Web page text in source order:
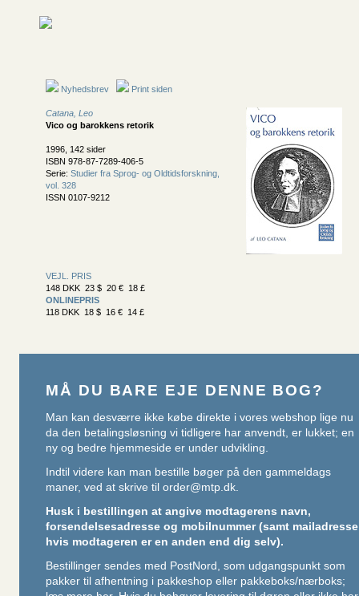
Nyhedsbrev Print siden
Catana, Leo
Vico og barokkens retorik
1996, 142 sider
ISBN 978-87-7289-406-5
Serie: Studier fra Sprog- og Oldtidsforskning,
vol. 328
ISSN 0107-9212
VEJL. PRIS
148 DKK 23 $ 20 € 18 £
ONLINEPRIS
118 DKK 18 $ 16 € 14 £
MÅ DU BARE EJE DENNE BOG?
Man kan desværre ikke købe direkte i vores webshop lige nu
da den betalingsløsning vi tidligere har anvendt, er lukket; en
ny og bedre hjemmeside er under udvikling.
Indtil videre kan man bestille bøger på den gammeldags
maner, ved at skrive til order@mtp.dk.
Husk i bestillingen at angive modtagerens navn,
forsendelsesadresse og mobilnummer (samt mailadresse
hvis modtageren er en anden end dig selv).
Bestillinger sendes med PostNord, som udgangspunkt som
pakker til afhentning i pakkeshop eller pakkeboks/nærboks;